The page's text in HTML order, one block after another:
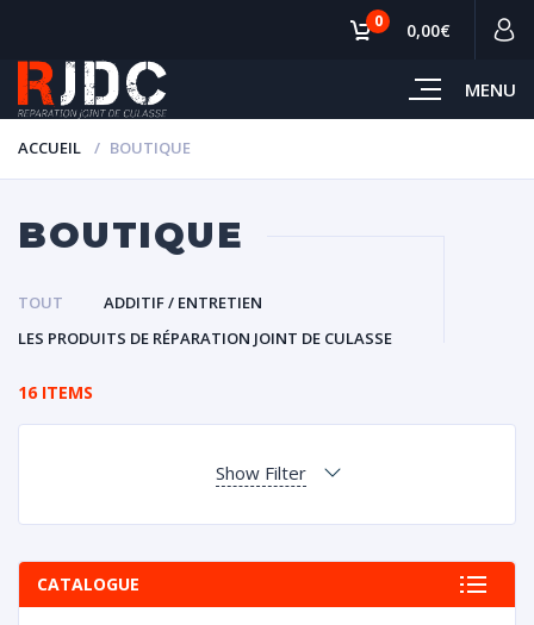
MENU
0 0,00€
ACCUEIL BOUTIQUE
BOUTIQUE
TOUT
ADDITIF / ENTRETIEN
LES PRODUITS DE RÉPARATION JOINT DE CULASSE
16 ITEMS
Show Filter
CATALOGUE